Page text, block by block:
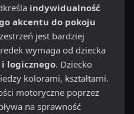
indywidualność
akcentu do pokoju
jest bardziej
wymaga od dziecka
logicznego. Dziecko
kolorami, kształtami.
motoryczne poprzez
na sprawność